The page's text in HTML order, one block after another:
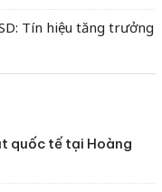
Tín hiệu tăng trưởng
quốc tế tại Hoàng